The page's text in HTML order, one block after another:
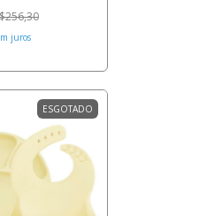
juros
ESGOTADO